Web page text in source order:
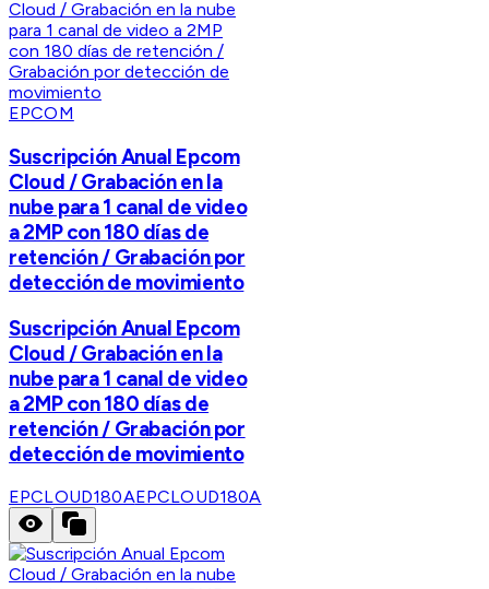
EPCOM
Suscripción Anual Epcom
Cloud / Grabación en la
nube para 1 canal de video
a 2MP con 180 días de
retención / Grabación por
detección de movimiento
Suscripción Anual Epcom
Cloud / Grabación en la
nube para 1 canal de video
a 2MP con 180 días de
retención / Grabación por
detección de movimiento
EPCLOUD180AEPCLOUD180A